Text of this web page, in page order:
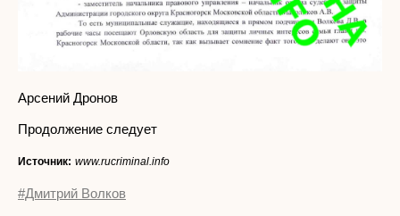
Арсений Дронов
Продолжение следует
Источник: www.rucriminal.info
#Дмитрий Волков